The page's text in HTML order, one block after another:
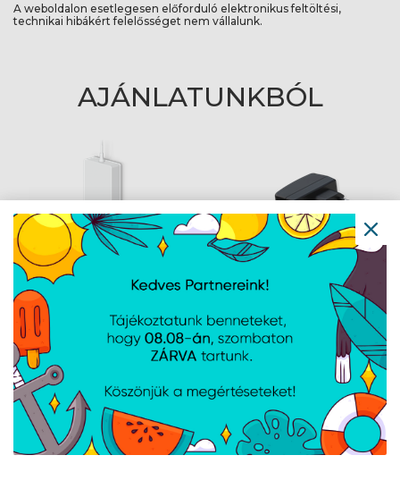
A weboldalon esetlegesen előforduló elektronikus feltöltési,
technikai hibákért felelősséget nem vállalunk.
AJÁNLATUNKBÓL
Ubiquiti AC Adapter
210W 54V
Teltonika EU tápegység,
9 W